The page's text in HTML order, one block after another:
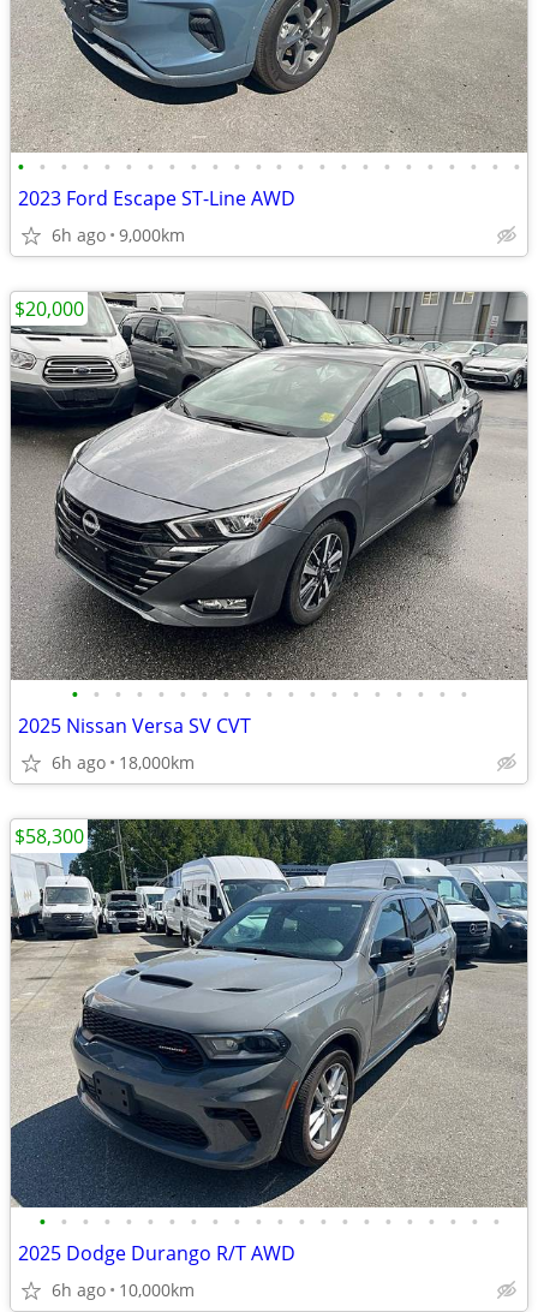
• • • • • • • • • • • • • • • • • • • • • • • •
2023 Ford Escape ST-Line AWD
6h ago 9,000km
• • • • • • • • • • • • • • • • • • •
2025 Nissan Versa SV CVT
6h ago 18,000km
$20,000
• • • • • • • • • • • • • • • • • • • • • •
2025 Dodge Durango R/T AWD
6h ago 10,000km
$58,300